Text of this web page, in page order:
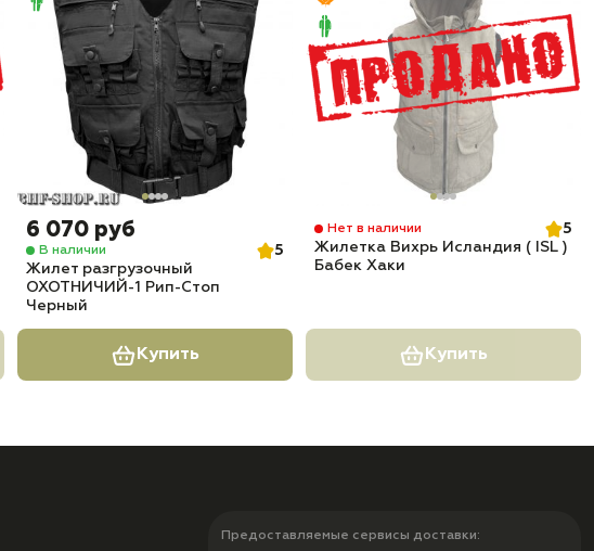
6 070 руб
В наличии
5
Жилет разгрузочный
ОХОТНИЧИЙ-1 Рип-Стоп
Черный
Купить
Нет в наличии
5
Жилетка Вихрь Исландия ( ISL )
Бабек Хаки
Купить
Предоставляемые сервисы доставки: